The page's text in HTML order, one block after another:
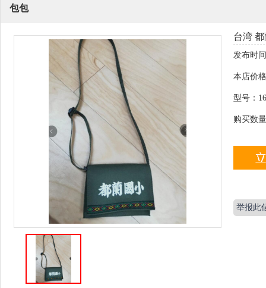
包包
台湾
发布时
本店价
型号：
购买数量
举报此